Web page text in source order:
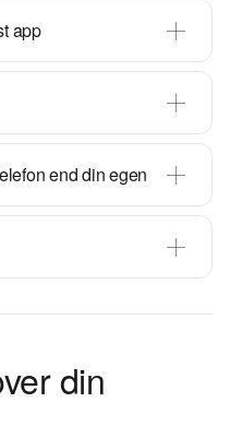
app
end din egen
din